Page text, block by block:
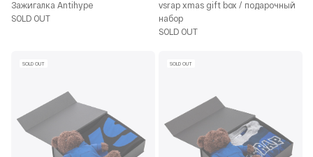
Зажигалка Antihype
SOLD OUT
vsrap xmas gift box / подарочный
набор
SOLD OUT
SOLD OUT SOLD OUT